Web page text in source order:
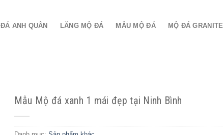
ĐÁ ANH QUÂN LĂNG MỘ ĐÁ MẪU MỘ ĐÁ MỘ ĐÁ GRANITE
Mẫu Mộ đá xanh 1 mái đẹp tại Ninh Bình